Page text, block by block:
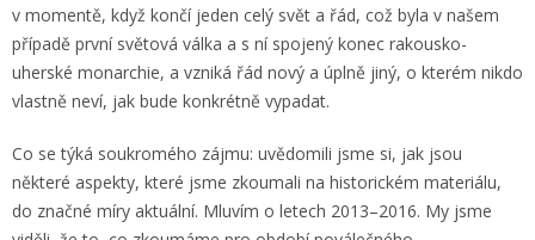
v momentě, když končí jeden celý svět a řád, což byla v našem
případě první světová válka a s ní spojený konec rakousko-
uherské monarchie, a vzniká řád nový a úplně jiný, o kterém nikdo
vlastně neví, jak bude konkrétně vypadat.
Co se týká soukromého zájmu: uvědomili jsme si, jak jsou
některé aspekty, které jsme zkoumali na historickém materiálu,
do značné míry aktuální. Mluvím o letech 2013–2016. My jsme